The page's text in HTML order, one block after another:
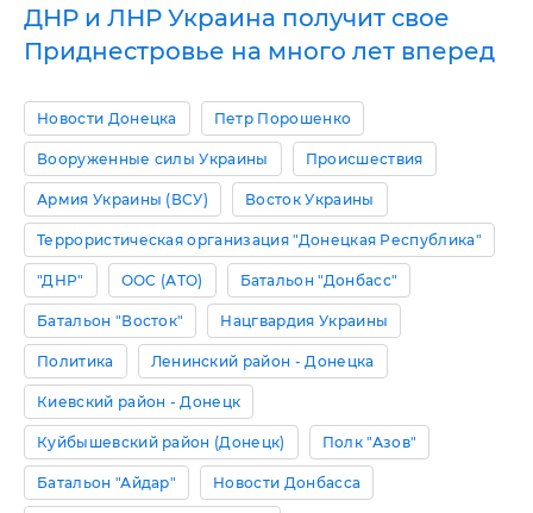
ДНР и ЛНР Украина получит свое
Приднестровье на много лет вперед
Новости Донецка Петр Порошенко
Вооруженные силы Украины Происшествия
Армия Украины (ВСУ) Восток Украины
Террористическая организация "Донецкая Республика"
"ДНР" ООС (АТО) Батальон "Донбасс"
Батальон "Восток" Нацгвардия Украины
Политика Ленинский район - Донецка
Киевский район - Донецк
Куйбышевский район (Донецк) Полк "Азов"
Батальон "Айдар" Новости Донбасса